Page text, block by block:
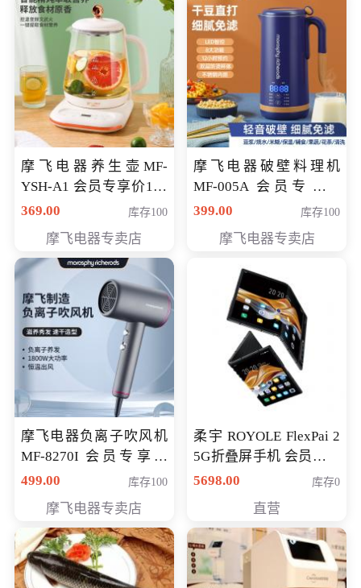
摩飞电器养生壶MF-
YSH-A1 会员专享价198
元
369.00 库存100
摩飞电器专卖店
摩飞电器破壁料理机
MF-005A 会员专享价
198元
399.00 库存100
摩飞电器专卖店
摩飞电器负离子吹风机
MF-8270I 会员专享价
369元
499.00 库存100
摩飞电器专卖店
柔宇 ROYOLE FlexPai 2
5G折叠屏手机 会员专享
购买价格 4998元
5698.00 库存0
直营